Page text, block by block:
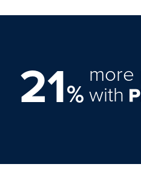
21%
more
with